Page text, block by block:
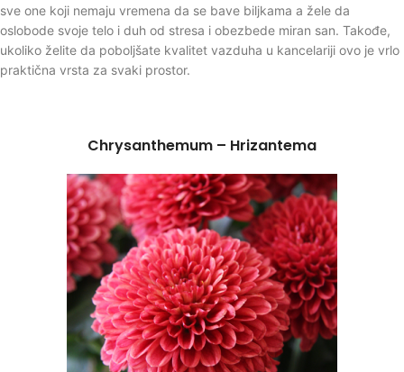
sve one koji nemaju vremena da se bave biljkama a žele da
oslobode svoje telo i duh od stresa i obezbede miran san. Takođe,
ukoliko želite da poboljšate kvalitet vazduha u kancelariji ovo je vrlo
praktična vrsta za svaki prostor.
Chrysanthemum – Hrizantema